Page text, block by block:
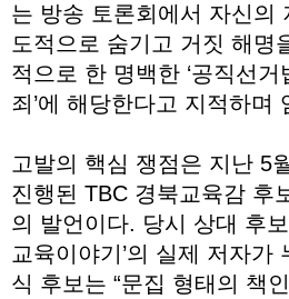
는 방송 토론회에서 자신의
도적으로 숨기고 거짓 해명
적으로 한 명백한 ‘공직선
죄’에 해당한다고 지적하며
고발의 핵심 쟁점은 지난 5
진행된 TBC 경북교육감 후
의 발언이다. 당시 상대 후
교육이야기’의 실제 저자가
식 후보는 “문집 형태의 책